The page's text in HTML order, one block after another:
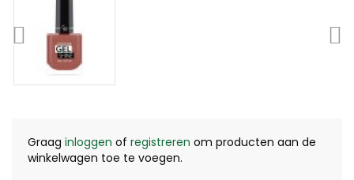
Graag inloggen of registreren om producten aan de
winkelwagen toe te voegen.